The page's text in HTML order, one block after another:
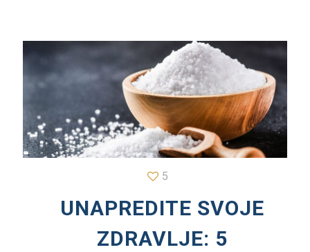
5
UNAPREDITE SVOJE
ZDRAVLJE: 5